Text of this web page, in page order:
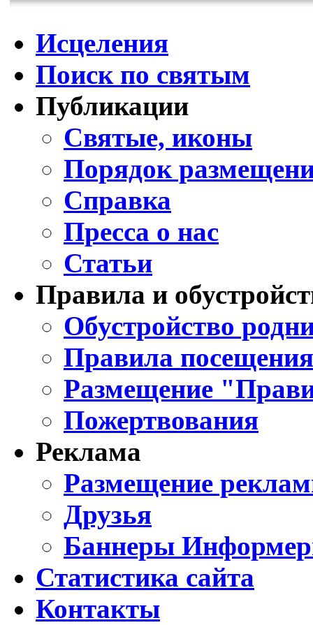
Исцеления
Поиск по святым
Публикации
Святые, иконы
Порядок
Справка
Пресса о нас
Статьи
Правила и
Обустройство
Правила
Размещение
Пожертвования
Реклама
Размещение
Друзья
Баннеры
Статистика сайта
Контакты